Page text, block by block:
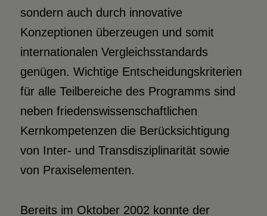
sondern auch durch innovative
Konzeptionen überzeugen und somit
internationalen Vergleichsstandards
genügen. Wichtige Entscheidungskriterien
für alle Teilbereiche des Programms sind
neben friedenswissenschaftlichen
Kernkompetenzen die Berücksichtigung
von Inter- und Transdisziplinarität sowie
von Praxiselementen.
Bereits im Oktober 2002 konnte der